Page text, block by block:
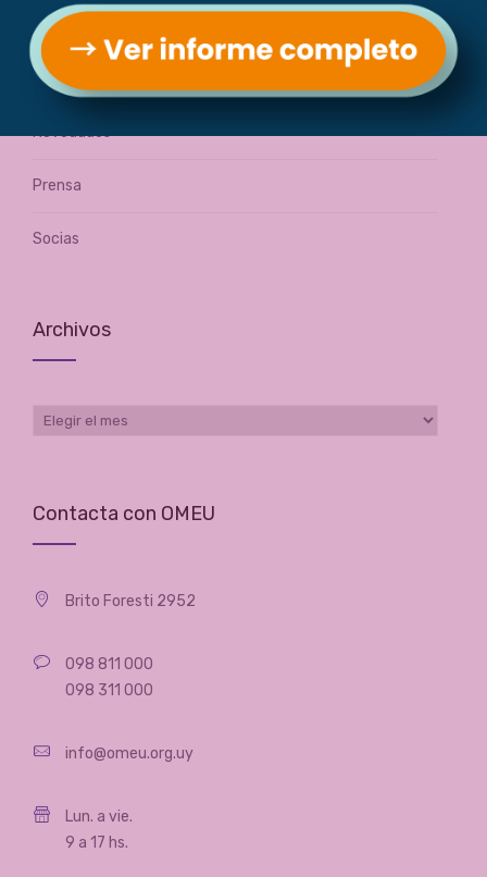
Más Ejecutivas
Más Emprendedoras
Novedades
Prensa
Socias
Archivos
Archivos
Contacta con OMEU
Brito Foresti 2952
098 811 000
098 311 000
info@omeu.org.uy
Lun. a vie.
9 a 17 hs.